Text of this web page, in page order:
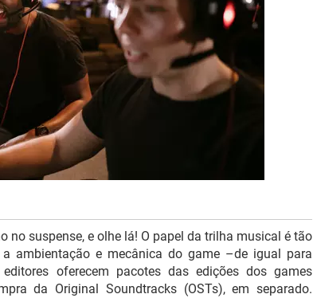
no suspense, e olhe lá! O papel da trilha musical é tão
ambientação e mecânica do game –de igual para
oferecem pacotes das edições dos games
da Original Soundtracks (OSTs), em separado.